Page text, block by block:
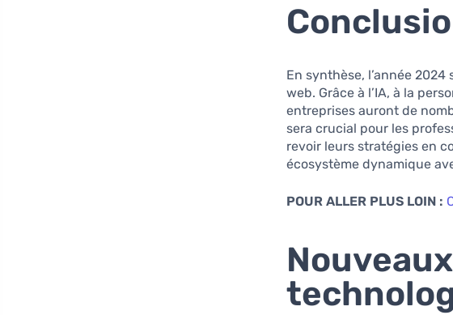
En synthèse, l’année
web. Grâce à l’IA, à la
entreprises auront de
sera crucial pour les
revoir leurs stratégies en
écosystème dynamique
POUR ALLER PLUS LOIN :